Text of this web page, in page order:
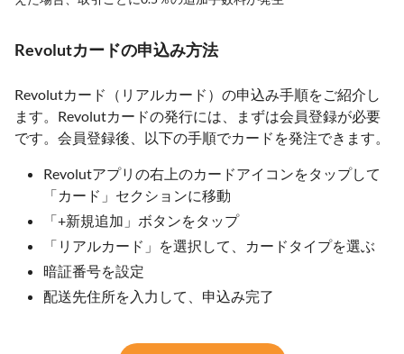
Revolutカードの申込み方法
Revolutカード（リアルカード）の申込み手順をご紹介し
ます。Revolutカードの発行には、まずは会員登録が必要
です。会員登録後、以下の手順でカードを発注できます。
Revolutアプリの右上のカードアイコンをタップして
「カード」セクションに移動
「+新規追加」ボタンをタップ
「リアルカード」を選択して、カードタイプを選ぶ
暗証番号を設定
配送先住所を入力して、申込み完了